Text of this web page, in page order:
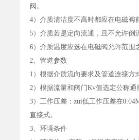
阀。
4）介质清洁度不高时都应在电磁阀
5）介质若是定向流通，且不允许倒
6）介质温度应选在电磁阀允许范围
2、管道参数
1）根据介质流向要求及管道连接方
2）根据流量和阀门Kv值选定公称
3）工作压差：zui低工作压差在
直接式。
3、环境条件